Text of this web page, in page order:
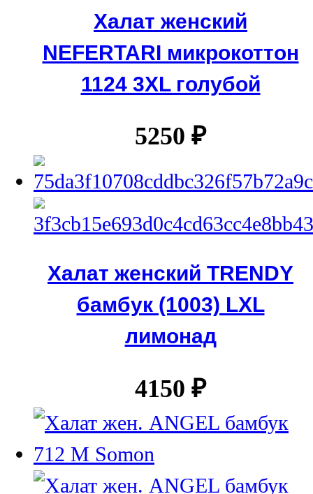
Халат женский
NEFERTARI микрокоттон
1124 3XL голубой
5250 ₽
Халат женский TRENDY
бамбук (1003) LXL
лимонад
4150 ₽